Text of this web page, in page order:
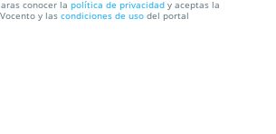
en protección de datos
conocer la política de privacidad y aceptas la
y las condiciones de uso del portal